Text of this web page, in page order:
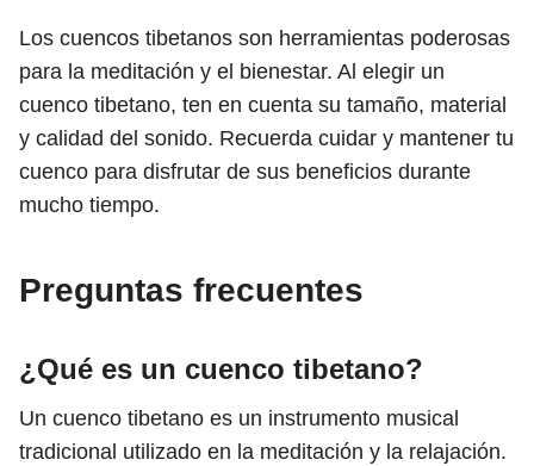
Los cuencos tibetanos son herramientas poderosas
para la meditación y el bienestar. Al elegir un
cuenco tibetano, ten en cuenta su tamaño, material
y calidad del sonido. Recuerda cuidar y mantener tu
cuenco para disfrutar de sus beneficios durante
mucho tiempo.
Preguntas frecuentes
¿Qué es un cuenco tibetano?
Un cuenco tibetano es un instrumento musical
tradicional utilizado en la meditación y la relajación.